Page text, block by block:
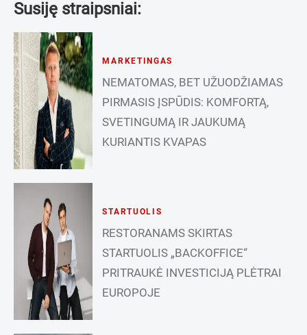
Susiję straipsniai:
MARKETINGAS
NEMATOMAS, BET UŽUODŽIAMAS
PIRMASIS ĮSPŪDIS: KOMFORTĄ,
SVETINGUMĄ IR JAUKUMĄ
KURIANTIS KVAPAS
STARTUOLIS
RESTORANAMS SKIRTAS
STARTUOLIS „BACKOFFICE“
PRITRAUKĖ INVESTICIJĄ PLĖTRAI
EUROPOJE